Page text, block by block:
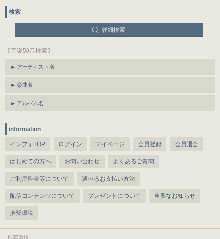
検索
詳細検索
【音楽50音検索】
アーティスト名
楽曲名
アルバム名
information
インフォTOP ログイン マイページ 会員登録 会員退会
はじめての方へ お問い合わせ よくあるご質問
ご利用料金等について 選べるお支払い方法
配信コンテンツについて プレゼントについて 重要なお知らせ
推奨環境
推奨環境